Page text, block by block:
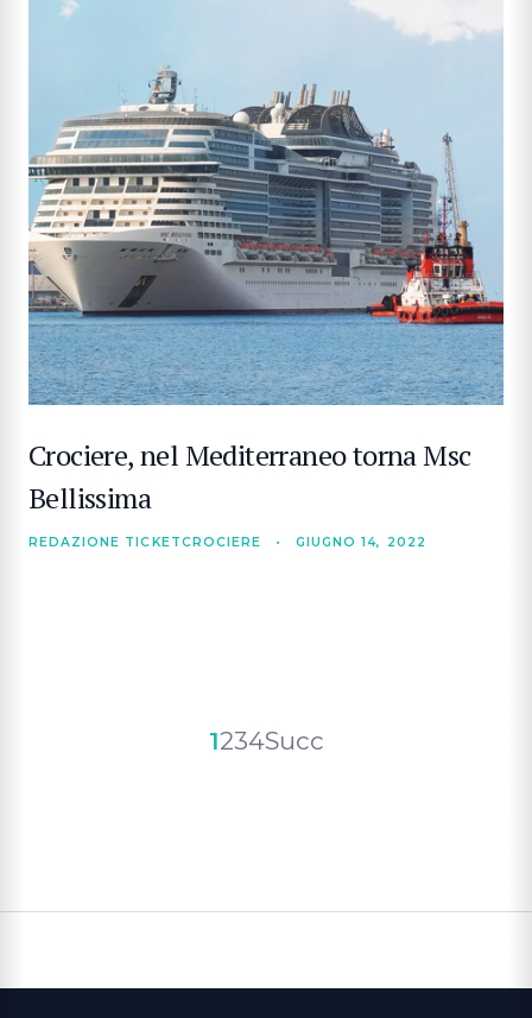
Crociere, nel Mediterraneo torna Msc
Bellissima
REDAZIONE TICKETCROCIERE • GIUGNO 14, 2022
Paginazione
1234Succ